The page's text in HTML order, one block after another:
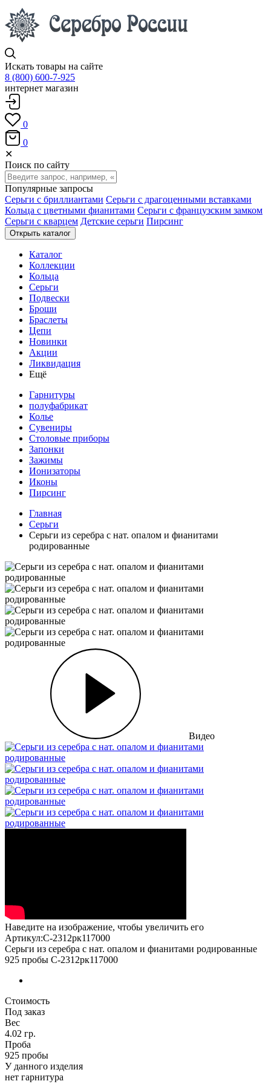
Искать товары на сайте
8 (800) 600-7-925
интернет магазин
0
0
✕
Поиск по сайту
Популярные запросы
Серьги с бриллиантами Серьги с драгоценными вставками
Кольца с цветными фианитами Серьги с французским замком
Серьги с кварцем Детские серьги Пирсинг
Открыть каталог
Каталог
Коллекции
Кольца
Серьги
Подвески
Броши
Браслеты
Цепи
Новинки
Акции
Ликвидация
Ещё
Гарнитуры
полуфабрикат
Колье
Сувениры
Столовые приборы
Запонки
Зажимы
Ионизаторы
Иконы
Пирсинг
Главная
Серьги
Серьги из серебра с нат. опалом и фианитами
родированные
Видео
Наведите на изображение, чтобы увеличить его
Артикул:С-2312рк117000
Серьги из серебра с нат. опалом и фианитами родированные
925 пробы С-2312рк117000
Стоимость
Под заказ
Вес
4.02 гр.
Проба
925 пробы
У данного изделия
нет гарнитура